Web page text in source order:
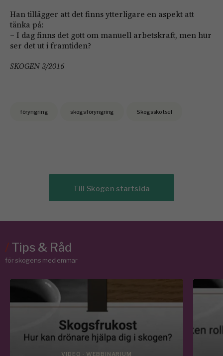
Han tillägger att det finns ytterligare en aspekt att
tänka på:
– I dag finns det gott om manuell arbetskraft, men hur
ser det ut i framtiden?
SKOGEN 3/2016
föryngring skogsföryngring Skogsskötsel
Till Skogen startsida
/Tips & Råd
för skogens medlemmar
VIDEO - WEBBINARIUM